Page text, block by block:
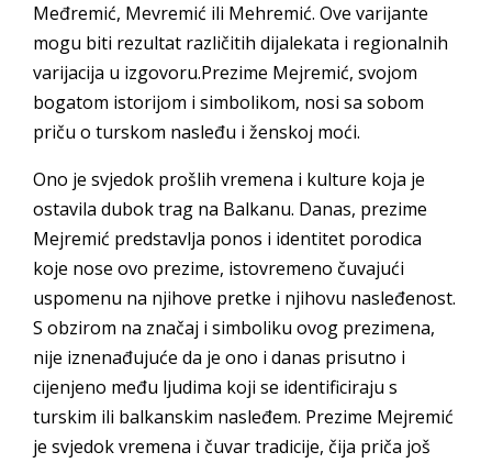
Međremić, Mevremić ili Mehremić. Ove varijante
mogu biti rezultat različitih dijalekata i regionalnih
varijacija u izgovoru.Prezime Mejremić, svojom
bogatom istorijom i simbolikom, nosi sa sobom
priču o turskom nasleđu i ženskoj moći.
Ono je svjedok prošlih vremena i kulture koja je
ostavila dubok trag na Balkanu. Danas, prezime
Mejremić predstavlja ponos i identitet porodica
koje nose ovo prezime, istovremeno čuvajući
uspomenu na njihove pretke i njihovu nasleđenost.
S obzirom na značaj i simboliku ovog prezimena,
nije iznenađujuće da je ono i danas prisutno i
cijenjeno među ljudima koji se identificiraju s
turskim ili balkanskim nasleđem. Prezime Mejremić
je svjedok vremena i čuvar tradicije, čija priča još